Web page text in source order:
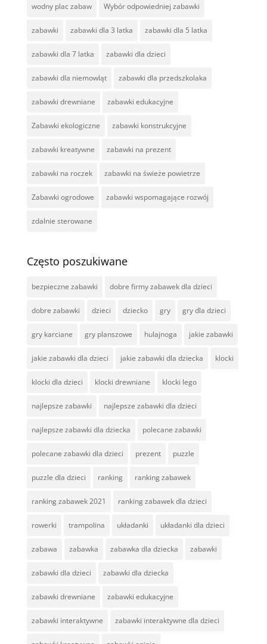
wodny plac zabaw Wybór odpowiedniej zabawki
zabawki zabawki dla 3 latka zabawki dla 5 latka
zabawki dla 7 latka zabawki dla dzieci
zabawki dla niemowląt zabawki dla przedszkolaka
zabawki drewniane zabawki edukacyjne
Zabawki ekologiczne zabawki konstrukcyjne
zabawki kreatywne zabawki na prezent
zabawki na roczek zabawki na świeże powietrze
Zabawki ogrodowe zabawki wspomagające rozwój
zdalnie sterowane
Często poszukiwane
bezpieczne zabawki dobre firmy zabawek dla dzieci
dobre zabawki dzieci dziecko gry gry dla dzieci
gry karciane gry planszowe hulajnoga jakie zabawki
jakie zabawki dla dzieci jakie zabawki dla dziecka klocki
klocki dla dzieci klocki drewniane klocki lego
najlepsze zabawki najlepsze zabawki dla dzieci
najlepsze zabawki dla dziecka polecane zabawki
polecane zabawki dla dzieci prezent puzzle
puzzle dla dzieci ranking ranking zabawek
ranking zabawek 2021 ranking zabawek dla dzieci
rowerki trampolina układanki układanki dla dzieci
zabawa zabawka zabawka dla dziecka zabawki
zabawki dla dzieci zabawki dla dziecka
zabawki drewniane zabawki edukacyjne
zabawki interaktywne zabawki interaktywne dla dzieci